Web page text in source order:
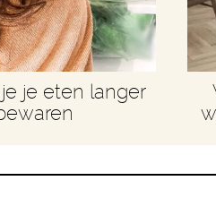
je eten langer